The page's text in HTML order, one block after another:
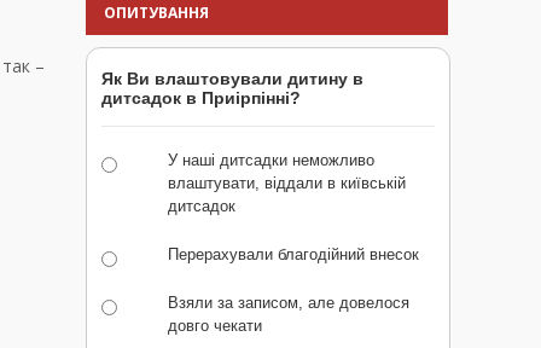
–
ОПИТУВАННЯ
Як Ви влаштовували дитину в
дитсадок в Приірпінні?
У наші дитсадки неможливо
влаштувати, віддали в київській
дитсадок
Перерахували благодійний внесок
Взяли за записом, але довелося
довго чекати